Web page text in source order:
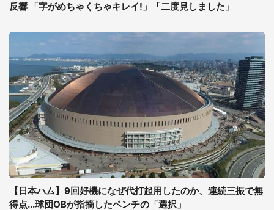
反響 「字がめちゃくちゃキレイ!」「二度見しました」
【日本ハム】9回好機になぜ代打起用したのか、連続三振で無
得点...球団OBが指摘したベンチの「選択」